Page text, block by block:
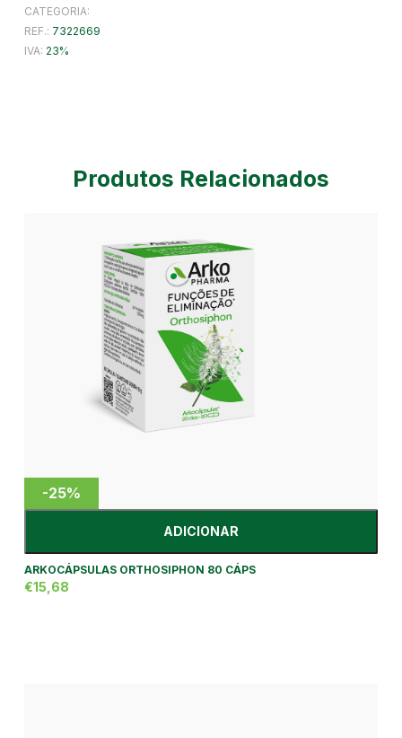
CATEGORIA:
REF.: 7322669
IVA: 23
Produtos Relacionados
-25%
ADICIONAR
ARKOCÁPSULAS ORTHOSIPHON 80 CÁPS
€15,68